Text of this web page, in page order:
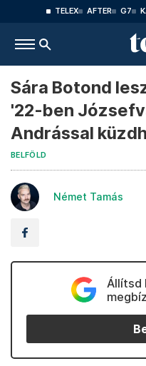
TELEX AFTER G7
Sára Botond
'22-ben
Andrással
BELFÖLD
Német Tamás
Állítsd